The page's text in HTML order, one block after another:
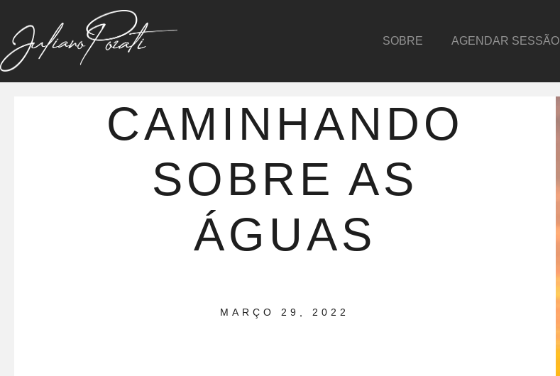
SOBRE AGENDAR SESSÃO
CAMINHANDO
SOBRE AS
ÁGUAS
MARÇO 29, 2022